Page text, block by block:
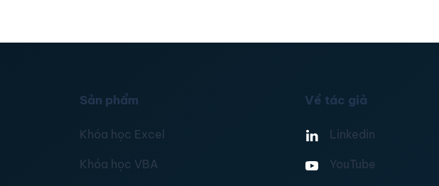
Sản phẩm
Khóa học Excel
Khóa học VBA
Về tác giả
Linkedin
YouTube